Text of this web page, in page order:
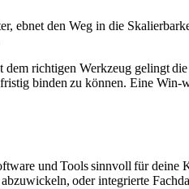
ebnet den Weg in die
richtigen Werkzeug gelingt
binden zu können. Eine Win-
und Tools sinnvoll für deine
oder integrierte